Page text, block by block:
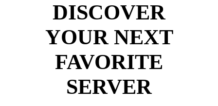
DISCOVER
YOUR NEXT
FAVORITE
SERVER